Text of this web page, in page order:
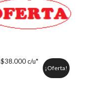
c/u*
¡Oferta!